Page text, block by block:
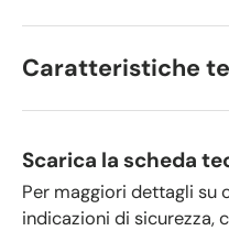
Caratteristiche
Scarica la scheda
Per maggiori dettagli su
indicazioni di sicurezza,